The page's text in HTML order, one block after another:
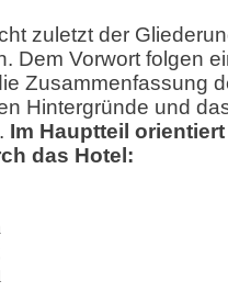
zuletzt der
Dem Vorwort folgen
Zusammenfassung
Hintergründe und
Im Hauptteil
das Hotel: